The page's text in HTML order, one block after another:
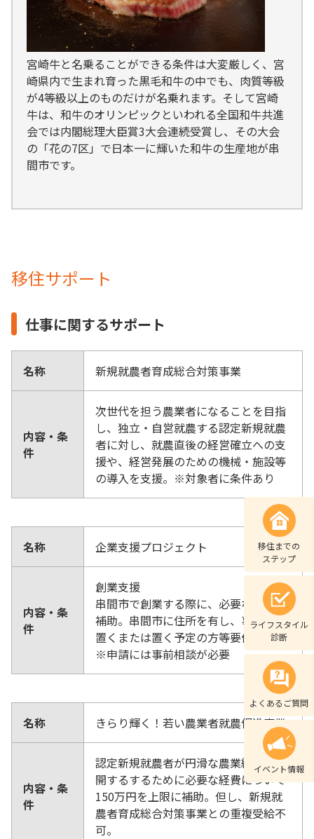
宮崎牛と名乗ることができる条件は大変厳しく、宮
崎県内で生まれ育った黒毛和牛の中でも、肉質等級
が4等級以上のものだけが名乗れます。そして宮崎
牛は、和牛のオリンピックといわれる全国和牛共進
会では内閣総理大臣賞3大会連続受賞し、その大会
の「花の7区」で日本一に輝いた和牛の生産地が串
間市です。
移住サポート
仕事に関するサポート
名称 新規就農者育成総合対策事業
内容・条
件
次世代を担う農業者になることを目指
し、独立・自営就農する認定新規就農
者に対し、就農直後の経営確立への支
援や、経営発展のための機械・施設等
の導入を支援。※対象者に条件あり
名称 企業支援プロジェクト
内容・条
件
創業支援
串間市で創業する際に、必要な経費を
補助。串間市に住所を有し、事務所を
置くまたは置く予定の方等要件あり。
※申請には事前相談が必要
名称 きらり輝く！若い農業者就農促進事業
内容・条
件
認定新規就農者が円滑な農業経営を展
開するするために必要な経費について
150万円を上限に補助。但し、新規就
農者育成総合対策事業との重複受給不
可。
移住までの
ステップ
ライフスタイル
診断
よくあるご質問
イベント情報